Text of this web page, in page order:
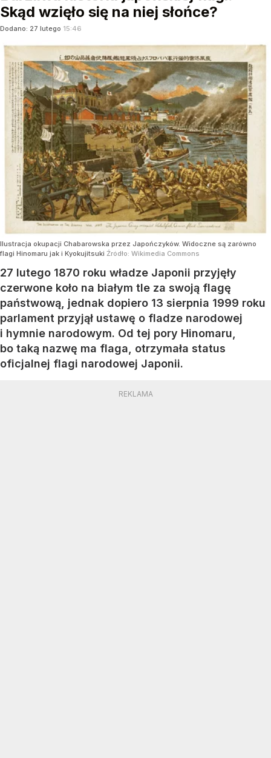
Skąd wzięło się na niej słońce?
Dodano: 27 lutego 15:46
Ilustracja okupacji Chabarowska przez Japończyków. Widoczne są zarówno
flagi Hinomaru jak i Kyokujitsuki Źródło: Wikimedia Commons
27 lutego 1870 roku władze Japonii przyjęły
czerwone koło na białym tle za swoją flagę
państwową, jednak dopiero 13 sierpnia 1999 roku
parlament przyjął ustawę o fladze narodowej
i hymnie narodowym. Od tej pory Hinomaru,
bo taką nazwę ma flaga, otrzymała status
oficjalnej flagi narodowej Japonii.